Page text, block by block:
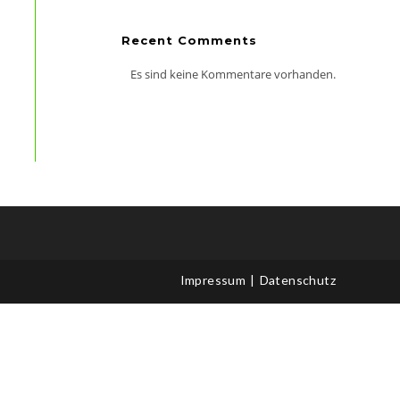
Recent Comments
Es sind keine Kommentare vorhanden.
Impressum Datenschutz